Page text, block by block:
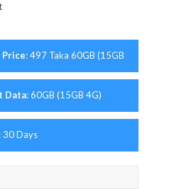
Price:497 Taka 60GB (15GB
Data:60GB (15GB 4G)
:30 Days